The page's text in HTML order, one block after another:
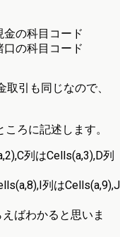
の科目コード
の科目コード
引も同じなので、
ろに記述します。
列はCells(a,3),D列
列はCells(a,9),J
ばわかると思いま